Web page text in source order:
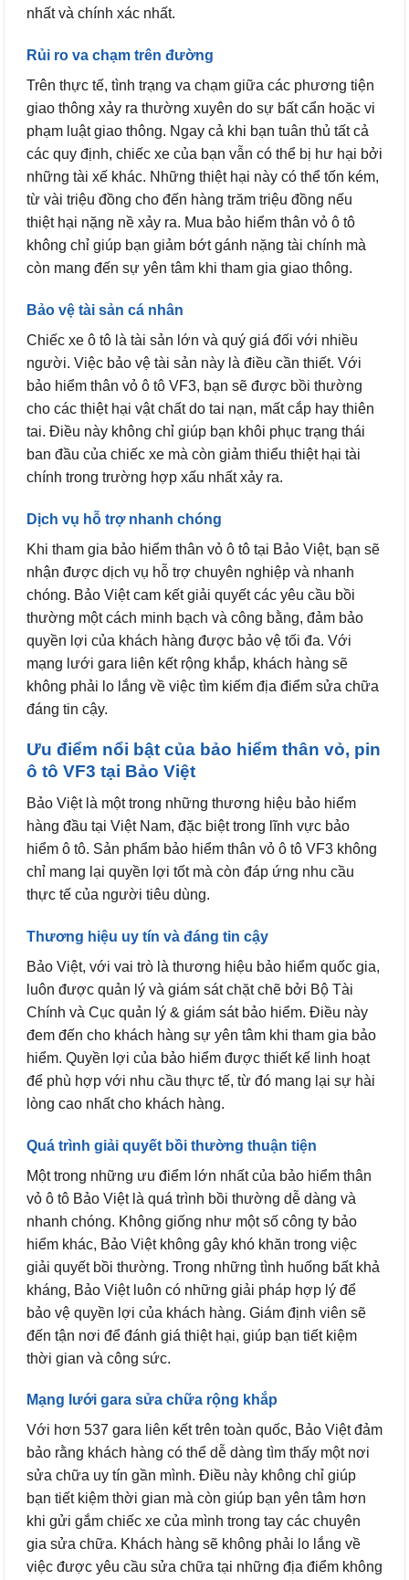
nhất và chính xác nhất.
Rủi ro va chạm trên đường
Trên thực tế, tình trạng va chạm giữa các phương tiện
giao thông xảy ra thường xuyên do sự bất cẩn hoặc vi
phạm luật giao thông. Ngay cả khi bạn tuân thủ tất cả
các quy định, chiếc xe của bạn vẫn có thể bị hư hại bởi
những tài xế khác. Những thiệt hại này có thể tốn kém,
từ vài triệu đồng cho đến hàng trăm triệu đồng nếu
thiệt hại nặng nề xảy ra. Mua bảo hiểm thân vỏ ô tô
không chỉ giúp bạn giảm bớt gánh nặng tài chính mà
còn mang đến sự yên tâm khi tham gia giao thông.
Bảo vệ tài sản cá nhân
Chiếc xe ô tô là tài sản lớn và quý giá đối với nhiều
người. Việc bảo vệ tài sản này là điều cần thiết. Với
bảo hiểm thân vỏ ô tô VF3, bạn sẽ được bồi thường
cho các thiệt hại vật chất do tai nạn, mất cắp hay thiên
tai. Điều này không chỉ giúp bạn khôi phục trạng thái
ban đầu của chiếc xe mà còn giảm thiểu thiệt hại tài
chính trong trường hợp xấu nhất xảy ra.
Dịch vụ hỗ trợ nhanh chóng
Khi tham gia bảo hiểm thân vỏ ô tô tại Bảo Việt, bạn sẽ
nhận được dịch vụ hỗ trợ chuyên nghiệp và nhanh
chóng. Bảo Việt cam kết giải quyết các yêu cầu bồi
thường một cách minh bạch và công bằng, đảm bảo
quyền lợi của khách hàng được bảo vệ tối đa. Với
mạng lưới gara liên kết rộng khắp, khách hàng sẽ
không phải lo lắng về việc tìm kiếm địa điểm sửa chữa
đáng tin cậy.
Ưu điểm nổi bật của bảo hiểm thân vỏ, pin
ô tô VF3 tại Bảo Việt
Bảo Việt là một trong những thương hiệu bảo hiểm
hàng đầu tại Việt Nam, đặc biệt trong lĩnh vực bảo
hiểm ô tô. Sản phẩm bảo hiểm thân vỏ ô tô VF3 không
chỉ mang lại quyền lợi tốt mà còn đáp ứng nhu cầu
thực tế của người tiêu dùng.
Thương hiệu uy tín và đáng tin cậy
Bảo Việt, với vai trò là thương hiệu bảo hiểm quốc gia,
luôn được quản lý và giám sát chặt chẽ bởi Bộ Tài
Chính và Cục quản lý & giám sát bảo hiểm. Điều này
đem đến cho khách hàng sự yên tâm khi tham gia bảo
hiểm. Quyền lợi của bảo hiểm được thiết kế linh hoạt
để phù hợp với nhu cầu thực tế, từ đó mang lại sự hài
lòng cao nhất cho khách hàng.
Quá trình giải quyết bồi thường thuận tiện
Một trong những ưu điểm lớn nhất của bảo hiểm thân
vỏ ô tô Bảo Việt là quá trình bồi thường dễ dàng và
nhanh chóng. Không giống như một số công ty bảo
hiểm khác, Bảo Việt không gây khó khăn trong việc
giải quyết bồi thường. Trong những tình huống bất khả
kháng, Bảo Việt luôn có những giải pháp hợp lý để
bảo vệ quyền lợi của khách hàng. Giám định viên sẽ
đến tận nơi để đánh giá thiệt hại, giúp bạn tiết kiệm
thời gian và công sức.
Mạng lưới gara sửa chữa rộng khắp
Với hơn 537 gara liên kết trên toàn quốc, Bảo Việt đảm
bảo rằng khách hàng có thể dễ dàng tìm thấy một nơi
sửa chữa uy tín gần mình. Điều này không chỉ giúp
bạn tiết kiệm thời gian mà còn giúp bạn yên tâm hơn
khi gửi gắm chiếc xe của mình trong tay các chuyên
gia sửa chữa. Khách hàng sẽ không phải lo lắng về
việc được yêu cầu sửa chữa tại những địa điểm không